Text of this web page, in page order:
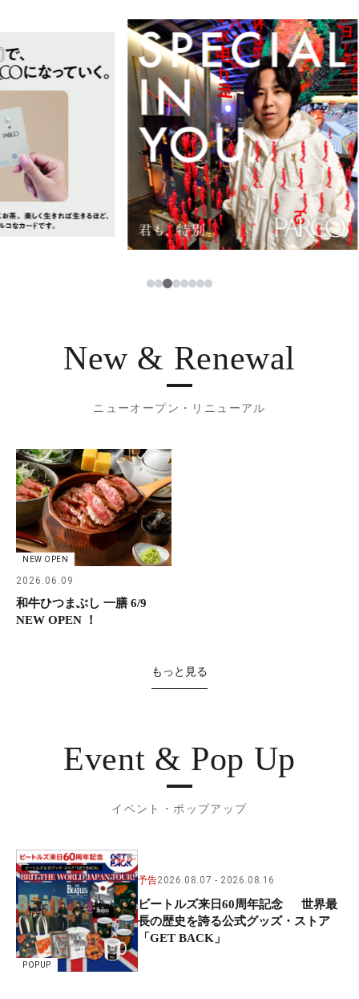
レストラン・カフェ
TAX FREE
PARCOメンバーズ
JP
ภาษาไทย
日本語
1234567
New & Renewal
ニューオープン・リニューアル
NEW OPEN
2026.06.09
和牛ひつまぶし 一膳 6/9
NEW OPEN ！
もっと見る
Event & Pop Up
イベント・ポップアップ
POPUP
予告2026.08.07 2026.08.16
ビートルズ来日60周年記念 世界最
長の歴史を誇る公式グッズ・ストア
「GET BACK」